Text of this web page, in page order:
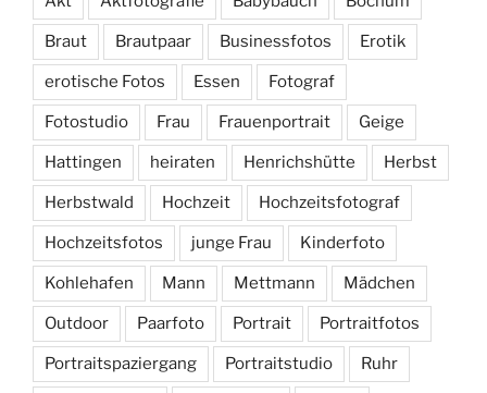
Braut Brautpaar Businessfotos Erotik
erotische Fotos Essen Fotograf
Fotostudio Frau Frauenportrait Geige
Hattingen heiraten Henrichshütte Herbst
Herbstwald Hochzeit Hochzeitsfotograf
Hochzeitsfotos junge Frau Kinderfoto
Kohlehafen Mann Mettmann Mädchen
Outdoor Paarfoto Portrait Portraitfotos
Portraitspaziergang Portraitstudio Ruhr